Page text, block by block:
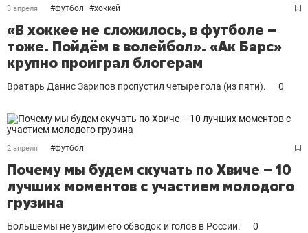
3 апреля #футбол #хоккей
«В хоккее не сложилось, в футболе –
тоже. Пойдём в волейбол». «Ак Барс»
крупно проиграл блогерам
Вратарь Данис Зарипов пропустил четыре гола (из пяти). 0
2 апреля #футбол
Почему мы будем скучать по Хвиче – 10
лучших моментов с участием молодого
грузина
Больше мы не увидим его обводок и голов в России. 0